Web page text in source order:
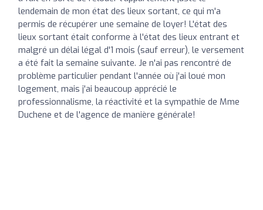
lendemain de mon état des lieux sortant, ce qui m'a
permis de récupérer une semaine de loyer! L'état des
lieux sortant était conforme à l'état des lieux entrant et
malgré un délai légal d'1 mois (sauf erreur), le versement
a été fait la semaine suivante. Je n'ai pas rencontré de
problème particulier pendant l'année où j'ai loué mon
logement, mais j'ai beaucoup apprécié le
professionnalisme, la réactivité et la sympathie de Mme
Duchene et de l'agence de manière générale!